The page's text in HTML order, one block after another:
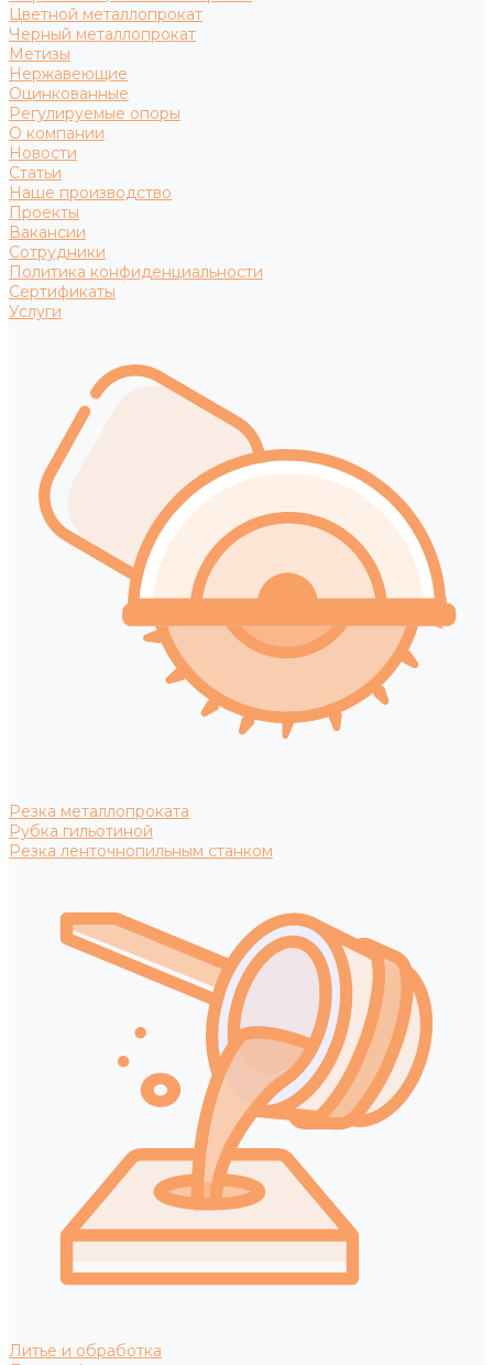
Цветной металлопрокат
Черный металлопрокат
Метизы
Нержавеющие
Оцинкованные
Регулируемые опоры
О компании
Новости
Статьи
Наше производство
Проекты
Вакансии
Сотрудники
Политика конфиденциальности
Сертификаты
Услуги
Резка металлопроката
Рубка гильотиной
Резка ленточнопильным станком
Литье и обработка